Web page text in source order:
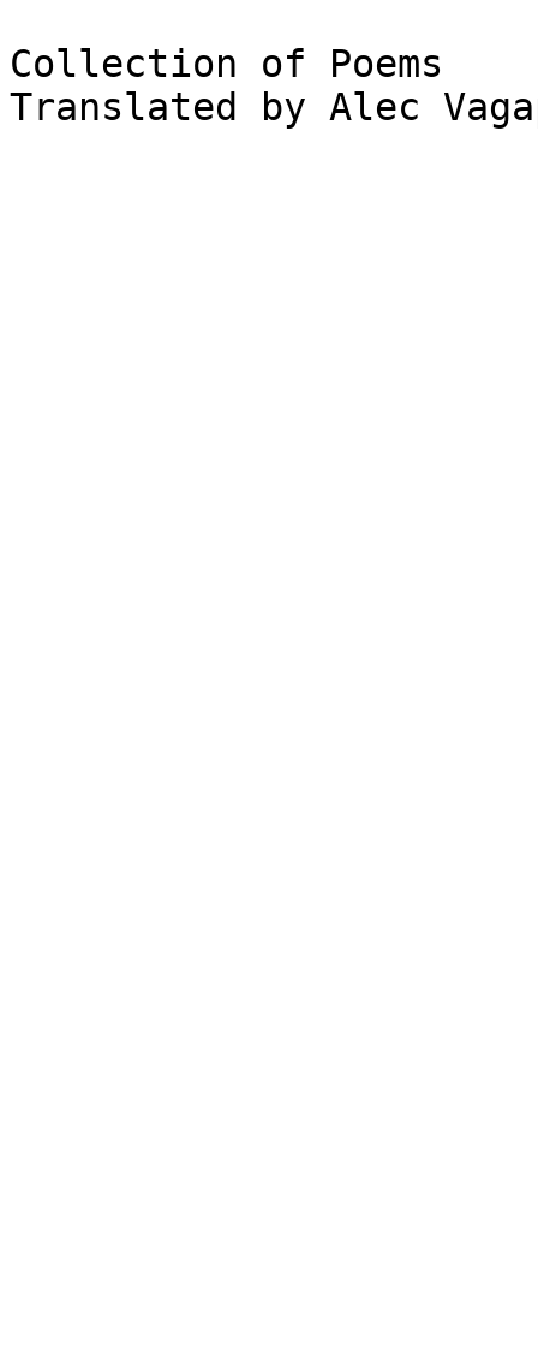
Collection of Poems
Translated by Alec